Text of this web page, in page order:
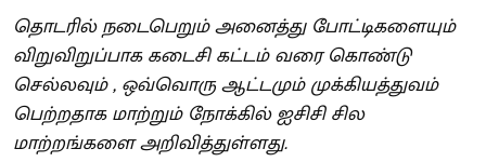
தொடரில் நடைபெறும் அனைத்து போட்டிகளையும்
விறுவிறுப்பாக கடைசி கட்டம் வரை கொண்டு
செல்லவும் , ஒவ்வொரு ஆட்டமும் முக்கியத்துவம்
பெற்றதாக மாற்றும் நோக்கில் ஐசிசி சில
மாற்றங்களை அறிவித்துள்ளது.